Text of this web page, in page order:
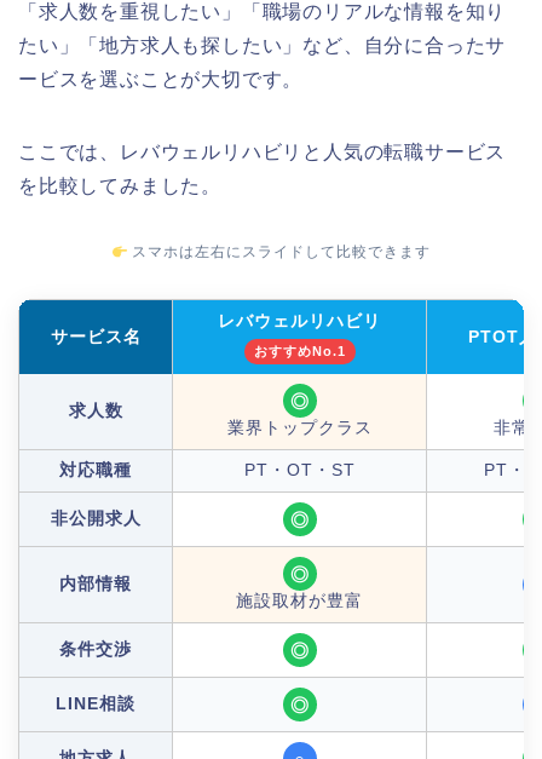
「求人数を重視したい」「職場のリアルな情報を知り
たい」「地方求人も探したい」など、自分に合ったサ
ービスを選ぶことが大切です。
ここでは、レバウェルリハビリと人気の転職サービス
を比較してみました。
スマホは左右にスライドして比較できます
サービス名
レバウェルリハビリ
おすすめNo.1
PTOT人
求人数 ◎
業界トップクラス 非常
対応職種 PT・OT・ST PT・
非公開求人 ◎
内部情報 ◎
施設取材が豊富
条件交渉 ◎
LINE相談 ◎